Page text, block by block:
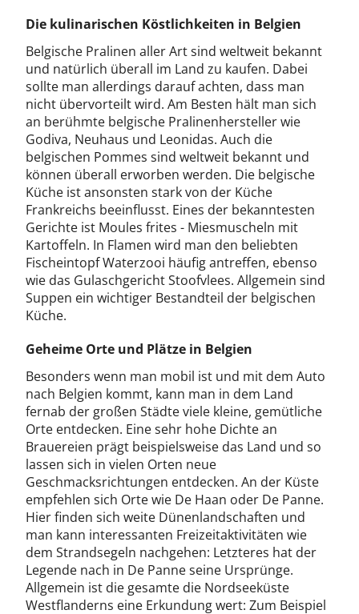
Die kulinarischen Köstlichkeiten in Belgien
Belgische Pralinen aller Art sind weltweit bekannt
und natürlich überall im Land zu kaufen. Dabei
sollte man allerdings darauf achten, dass man
nicht übervorteilt wird. Am Besten hält man sich
an berühmte belgische Pralinenhersteller wie
Godiva, Neuhaus und Leonidas. Auch die
belgischen Pommes sind weltweit bekannt und
können überall erworben werden. Die belgische
Küche ist ansonsten stark von der Küche
Frankreichs beeinflusst. Eines der bekanntesten
Gerichte ist Moules frites - Miesmuscheln mit
Kartoffeln. In Flamen wird man den beliebten
Fischeintopf Waterzooi häufig antreffen, ebenso
wie das Gulaschgericht Stoofvlees. Allgemein sind
Suppen ein wichtiger Bestandteil der belgischen
Küche.
Geheime Orte und Plätze in Belgien
Besonders wenn man mobil ist und mit dem Auto
nach Belgien kommt, kann man in dem Land
fernab der großen Städte viele kleine, gemütliche
Orte entdecken. Eine sehr hohe Dichte an
Brauereien prägt beispielsweise das Land und so
lassen sich in vielen Orten neue
Geschmacksrichtungen entdecken. An der Küste
empfehlen sich Orte wie De Haan oder De Panne.
Hier finden sich weite Dünenlandschaften und
man kann interessanten Freizeitaktivitäten wie
dem Strandsegeln nachgehen: Letzteres hat der
Legende nach in De Panne seine Ursprünge.
Allgemein ist die gesamte die Nordseeküste
Westflanderns eine Erkundung wert: Zum Beispiel